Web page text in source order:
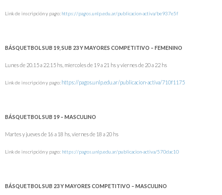
Link de inscripción y pago: https://pagos.unlp.edu.ar/publicacion-activa/be937e5f
BÁSQUETBOL SUB 19, SUB 23 Y MAYORES COMPETITIVO – FEMENINO
Lunes de 20.15 a 22.15 hs, miercoles de 19 a 21 hs y viernes de 20 a 22 hs
Link de inscripción y pago: https://pagos.unlp.edu.ar/publicacion-activa/710f1175
BÁSQUETBOL SUB 19 – MASCULINO
Martes y jueves de 16 a 18 hs, viernes de 18 a 20 hs
Link de inscripción y pago: https://pagos.unlp.edu.ar/publicacion-activa/570dac10
BÁSQUETBOL SUB 23 Y MAYORES COMPETITIVO – MASCULINO